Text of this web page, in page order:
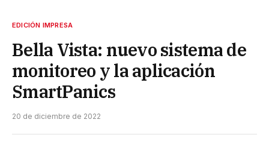
EDICIÓN IMPRESA
Bella Vista: nuevo sistema de
monitoreo y la aplicación
SmartPanics
20 de diciembre de 2022